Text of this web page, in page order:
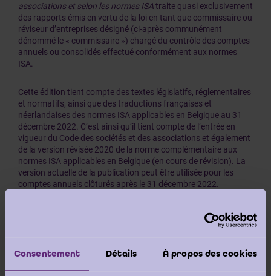
Consentement Détails À propos des cookies
associations et selon les normes ISAtraite quasi exclusivement
des rapports émis en vertu de la loi en tant que commissaire ou
réviseur d’entreprises désigné (ci-après communément
dénommé le « commissaire ») chargé du contrôle des comptes
annuels ou consolidés effectué conformément aux normes
ISA.
Cette édition tient compte des textes législatifs, réglementaires
et normatifs, ainsi que des traductions françaises et
néerlandaises des normes ISA applicables en Belgique au 31
décembre 2022. C’est ainsi qu’il tient compte de l’entrée en
vigueur du Code des sociétés et des associations et également
de la version révisée 2020 de la norme complémentaire aux
normes ISA applicables en Belgique (en cours de révision). La
version actuelle de la publication peut être utilisée pour les
comptes annuels clôturés après le 31 décembre 2022.
modifications à la norme complémentaire intervenues après
exemples tirés de la publication du livre en fonction de la
dernière version de la norme complémentaire (voirNorme
complémentaire aux normes ISA applicables en Belgique